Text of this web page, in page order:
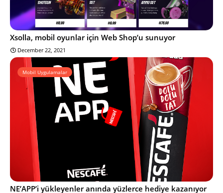
Xsolla, mobil oyunlar için Web Shop’u sunuyor
December 22, 2021
Mobil Uygulamalar
NE’APP’i yükleyenler anında yüzlerce hediye kazanıyor